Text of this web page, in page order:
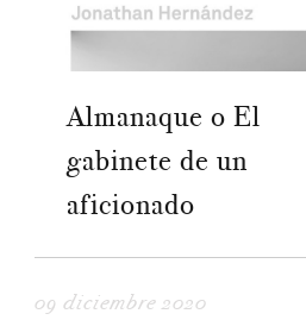
Almanaque o El
gabinete de un
aficionado
09 diciembre 2020